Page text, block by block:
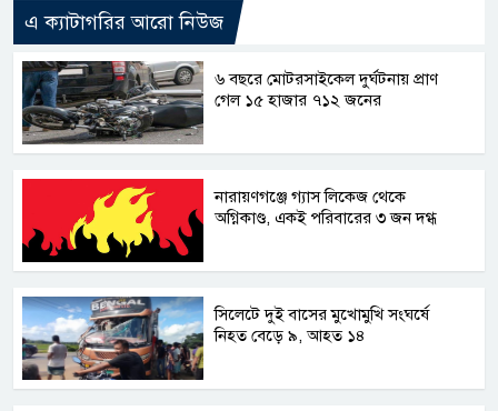
এ ক্যাটাগরির আরো নিউজ
৬ বছরে মোটরসাইকেল দুর্ঘটনায় প্রাণ
গেল ১৫ হাজার ৭১২ জনের
নারায়ণগঞ্জে গ্যাস লিকেজ থেকে
অগ্নিকাণ্ড, একই পরিবারের ৩ জন দগ্ধ
সিলেটে দুই বাসের মুখোমুখি সংঘর্ষে
নিহত বেড়ে ৯, আহত ১৪